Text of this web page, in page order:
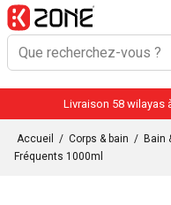
Livraison 58 wilayas
Accueil / Corps & bain / Bain
Fréquents 1000ml